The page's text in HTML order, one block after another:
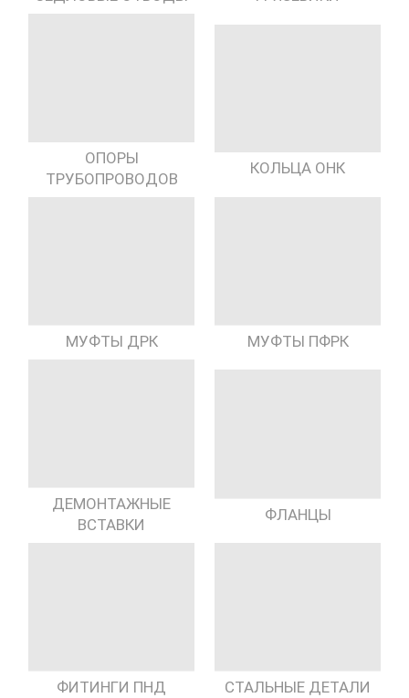
ОПОРЫ
ТРУБОПРОВОДОВ
КОЛЬЦА ОНК
МУФТЫ ДРК МУФТЫ ПФРК
ДЕМОНТАЖНЫЕ
ВСТАВКИ
ФЛАНЦЫ
ФИТИНГИ ПНД СТАЛЬНЫЕ ДЕТАЛИ